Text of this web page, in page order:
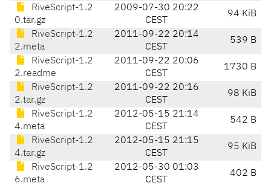
RiveScript-1.2
0.tar.gz
2009-07-30 20:22
CEST
94 KiB
RiveScript-1.2
2.meta
2011-09-22 20:14
CEST
539 B
RiveScript-1.2
2.readme
2011-09-22 20:06
CEST
1730 B
RiveScript-1.2
2.tar.gz
2011-09-22 20:16
CEST
98 KiB
RiveScript-1.2
4.meta
2012-05-15 21:14
CEST
542 B
RiveScript-1.2
4.tar.gz
2012-05-15 21:15
CEST
95 KiB
RiveScript-1.2
6.meta
2012-05-30 01:03
CEST
402 B